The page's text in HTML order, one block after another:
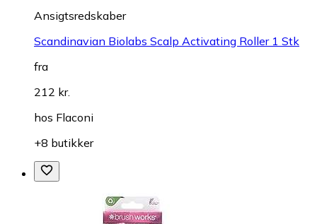
Ansigtsredskaber
Scandinavian Biolabs Scalp Activating Roller 1 Stk
fra
212 kr.
hos Flaconi
+8 butikker